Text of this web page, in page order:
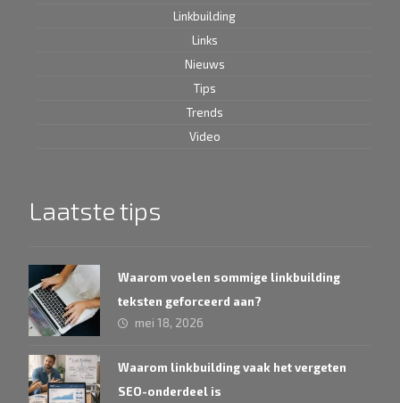
Linkbuilding
Links
Nieuws
Tips
Trends
Video
Laatste tips
Waarom voelen sommige linkbuilding
teksten geforceerd aan?
mei 18, 2026
Waarom linkbuilding vaak het vergeten
SEO-onderdeel is